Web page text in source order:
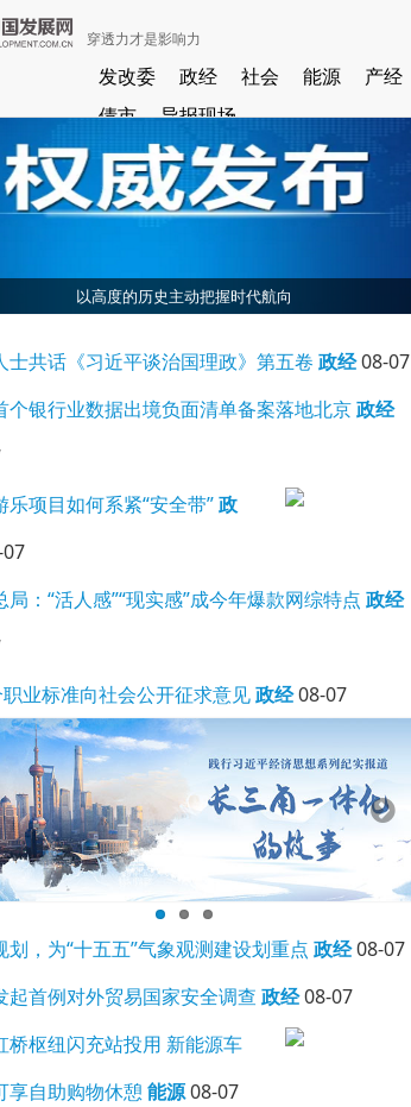
穿透力才是影响力
发改委 政经 社会 能源
产经
债市
导报现场
中国发展视频
聚焦东方
长江经济带
国家级新区
健康
一带一路
G60
国家援疆
中部崛起
全国闲置资产信息共享平台
以高度的历史主动把握时代航向
士共话《习近平谈治国理政》第五卷 政经08-07
个银行业数据出境负面清单备案落地北京政经
乐项目如何系紧“安全带”政
局：“活人感”“现实感”成今年爆款网综特点 政经
业标准向社会公开征求意见政经08-07
划，为“十五五”气象观测建设划重点 政经08-07
起首例对外贸易国家安全调查 政经08-07
桥枢纽闪充站投用 新能源车
享自助购物休憩能源08-07